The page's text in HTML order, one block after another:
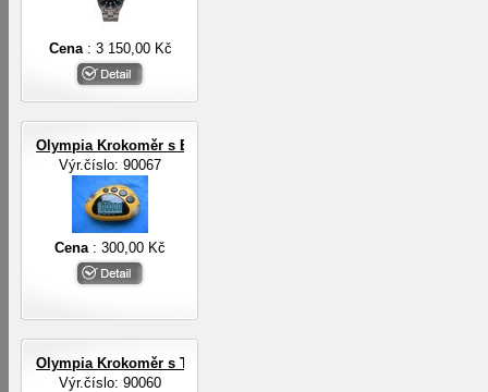
Cena : 3 150,00 Kč
Olympia Krokoměr s EL osvětlením
Výr.číslo: 90067
Cena : 300,00 Kč
Olympia Krokoměr s TF senzorem
Výr.číslo: 90060